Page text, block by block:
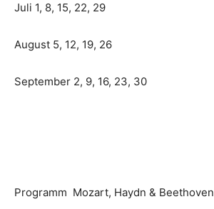
Juli 1, 8, 15, 22, 29
August 5, 12, 19, 26
September 2, 9, 16, 23, 30
Programm Mozart, Haydn & Beethoven